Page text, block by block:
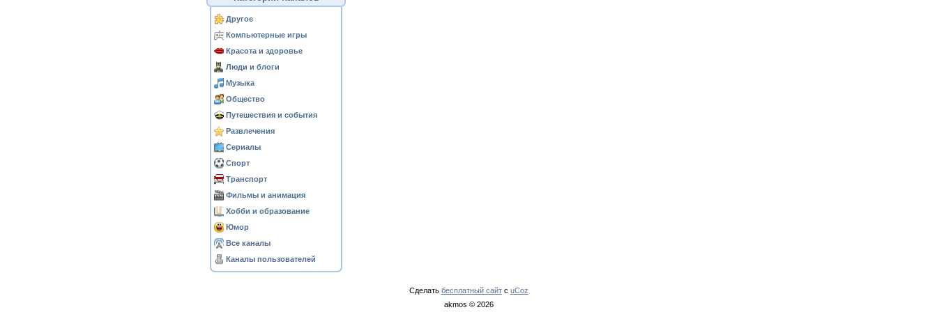
Другое
Компьютерные игры
Красота и здоровье
Люди и блоги
Музыка
Общество
Путешествия и события
Развлечения
Сериалы
Спорт
Транспорт
Фильмы и анимация
Хобби и образование
Юмор
Все каналы
Каналы пользователей
Сделать бесплатный сайтс uCoz
akmos © 2026